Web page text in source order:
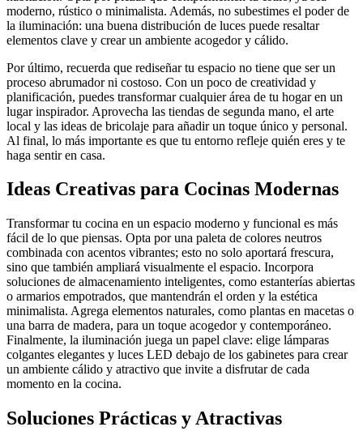
moderno, rústico o minimalista. Además, no subestimes el poder de
la iluminación: una buena distribución de luces puede resaltar
elementos clave y crear un ambiente acogedor y cálido.
Por último, recuerda que rediseñar tu espacio no tiene que ser un
proceso abrumador ni costoso. Con un poco de creatividad y
planificación, puedes transformar cualquier área de tu hogar en un
lugar inspirador. Aprovecha las tiendas de segunda mano, el arte
local y las ideas de bricolaje para añadir un toque único y personal.
Al final, lo más importante es que tu entorno refleje quién eres y te
haga sentir en casa.
Ideas Creativas para Cocinas Modernas
Transformar tu cocina en un espacio moderno y funcional es más
fácil de lo que piensas. Opta por una paleta de colores neutros
combinada con acentos vibrantes; esto no solo aportará frescura,
sino que también ampliará visualmente el espacio. Incorpora
soluciones de almacenamiento inteligentes, como estanterías abiertas
o armarios empotrados, que mantendrán el orden y la estética
minimalista. Agrega elementos naturales, como plantas en macetas o
una barra de madera, para un toque acogedor y contemporáneo.
Finalmente, la iluminación juega un papel clave: elige lámparas
colgantes elegantes y luces LED debajo de los gabinetes para crear
un ambiente cálido y atractivo que invite a disfrutar de cada
momento en la cocina.
Soluciones Prácticas y Atractivas